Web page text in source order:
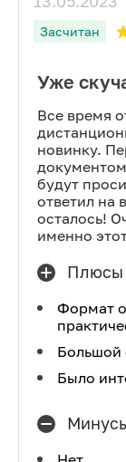
Засчитан
Уже
Все время
новинку.
будут
ответил на
осталось!
именно
Плюсы
Формат
Большой
Было